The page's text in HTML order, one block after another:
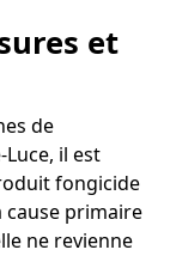
et
de
il est
fongicide
cause primaire
ne revienne